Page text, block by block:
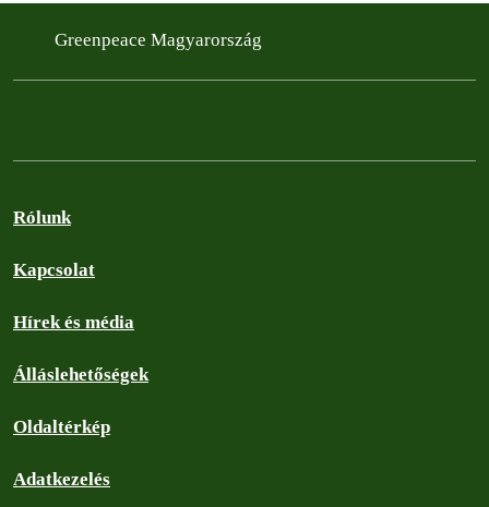
Greenpeace Magyarország
Rólunk
Kapcsolat
Hírek és média
Álláslehetőségek
Oldaltérkép
Adatkezelés